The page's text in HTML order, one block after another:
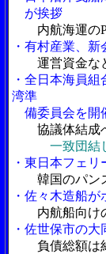
が挨拶
内航海運の
・有村産業、
運営資金な
・全日本海員
湾準
備委員会を開
協議体結成
一致団結
・東日本フェ
韓国のパン
・佐々木造船
内航船向け
・佐世保市の
負債総額は